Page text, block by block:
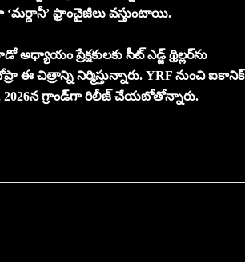
ఫ్రాంచైజీలు వస్తుంటాయి.
ప్రేక్షకులకు సీట్ ఎడ్జ్ థ్రిల్లర్‌ను
చిత్రాన్ని నిర్మిస్తున్నారు. YRF నుంచి ఐకానిక్
గ్రాండ్‌గా రిలీజ్ చేయబోతోన్నారు.